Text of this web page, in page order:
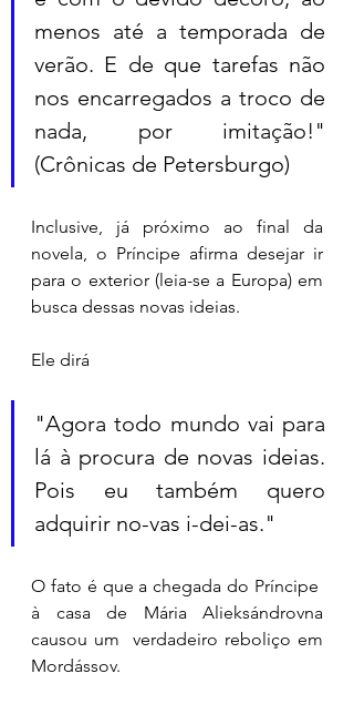
menos até a temporada de
verão. E de que tarefas não
nos encarregados a troco de
nada, por imitação!"
(Crônicas de Petersburgo)
Inclusive, já próximo ao final da
novela, o Príncipe afirma desejar ir
para o exterior (leia-se a Europa) em
busca dessas novas ideias.
Ele dirá
"Agora todo mundo vai para
lá à procura de novas ideias.
Pois eu também quero
adquirir no-vas i-dei-as."
O fato é que a chegada do Príncipe
à casa de Mária Alieksándrovna
causou um  verdadeiro reboliço em
Mordássov.